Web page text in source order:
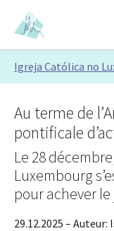
Skip to main content
Skip to page footer
Igreja Católica no
Au terme de
pontificale
Le 28
Luxembourg
pour achever
29.12.2025 – Auteur: